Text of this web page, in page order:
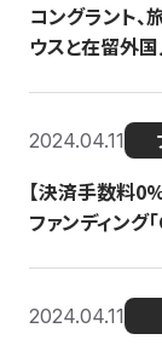
コングラント
ウスと在留外
2024.04.11
【決済手数料
ファンディング
2024.04.11